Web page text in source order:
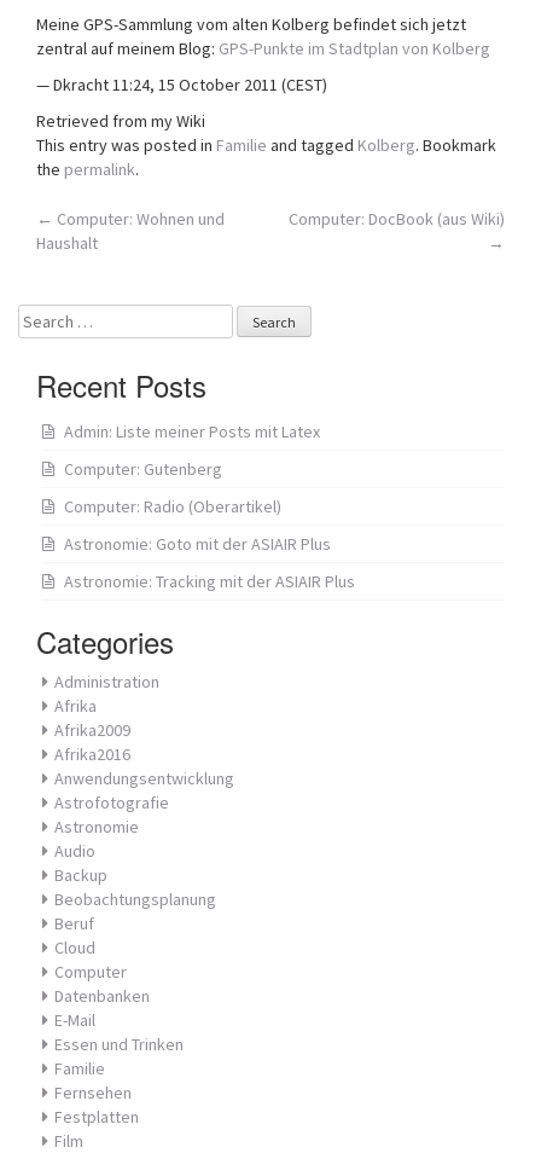
Meine GPS-Sammlung vom alten Kolberg befindet sich jetzt
zentral auf meinem Blog: GPS-Punkte im Stadtplan von Kolberg
— Dkracht 11:24, 15 October 2011 (CEST)
Retrieved from my Wiki
This entry was posted in Familie and tagged Kolberg. Bookmark
the permalink.
Post
← Computer: Wohnen und
Haushalt
Computer: DocBook (aus Wiki)
→
Search
for:
Recent Posts
Admin: Liste meiner Posts mit Latex
Computer: Gutenberg
Computer: Radio (Oberartikel)
Astronomie: Goto mit der ASIAIR Plus
Astronomie: Tracking mit der ASIAIR Plus
Categories
Administration
Afrika
Afrika2009
Afrika2016
Anwendungsentwicklung
Astrofotografie
Astronomie
Audio
Backup
Beobachtungsplanung
Beruf
Cloud
Computer
Datenbanken
E-Mail
Essen und Trinken
Familie
Fernsehen
Festplatten
Film